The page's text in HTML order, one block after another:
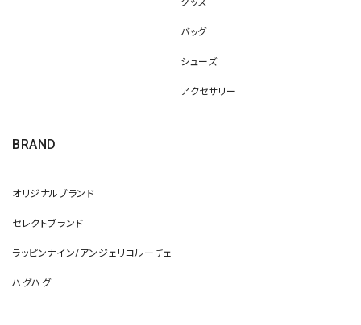
グッズ
バッグ
シューズ
アクセサリー
BRAND
オリジナルブランド
セレクトブランド
ラッピンナイン/アンジェリコルーチェ
ハグハグ